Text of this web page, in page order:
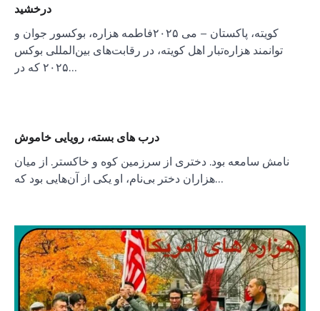
درخشید
کویته، پاکستان – می ۲۰۲۵فاطمه هزاره، بوکسور جوان و
توانمند هزاره‌تبار اهل کویته، در رقابت‌های بین‌المللی بوکس
۲۰۲۵ که در…
درب های بسته، رویایی خاموش
نامش سامعه بود. دختری از سرزمین کوه و خاکستر. از میان
هزاران دختر بی‌نام، او یکی از آن‌هایی بود که…